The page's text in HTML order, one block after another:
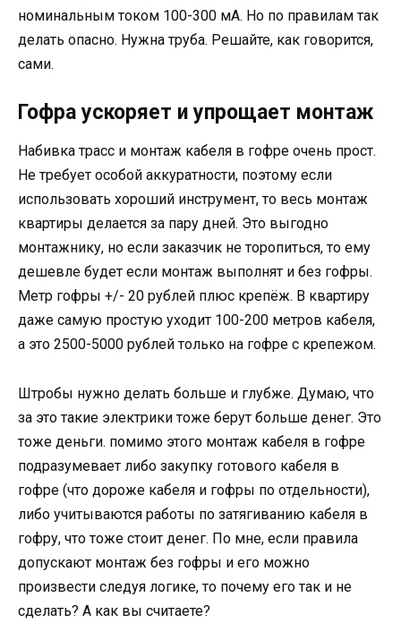
номинальным током 100-300 мА. Но по правилам так
делать опасно. Нужна труба. Решайте, как говорится,
сами.
Гофра ускоряет и упрощает монтаж
Набивка трасс и монтаж кабеля в гофре очень прост.
Не требует особой аккуратности, поэтому если
использовать хороший инструмент, то весь монтаж
квартиры делается за пару дней. Это выгодно
монтажнику, но если заказчик не торопиться, то ему
дешевле будет если монтаж выполнят и без гофры.
Метр гофры +/- 20 рублей плюс крепёж. В квартиру
даже самую простую уходит 100-200 метров кабеля,
а это 2500-5000 рублей только на гофре с крепежом.
Штробы нужно делать больше и глубже. Думаю, что
за это такие электрики тоже берут больше денег. Это
тоже деньги. помимо этого монтаж кабеля в гофре
подразумевает либо закупку готового кабеля в
гофре (что дороже кабеля и гофры по отдельности),
либо учитываются работы по затягиванию кабеля в
гофру, что тоже стоит денег. По мне, если правила
допускают монтаж без гофры и его можно
произвести следуя логике, то почему его так и не
сделать? А как вы считаете?